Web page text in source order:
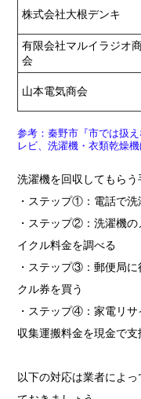
株式会社大根デンキ
有限会社マルイラジオ
会
山本電気商会
参考：秦野市『市では扱
レビ、洗濯機・衣類乾燥機
洗濯機を回収してもらう
・ステップ①：電話で
・ステップ②：洗濯機
イクル料金を調べる
・ステップ③：郵便局
クル券を買う
・ステップ④：家電リサ
収集運搬料金を現金で支
以下の対応は業者によ